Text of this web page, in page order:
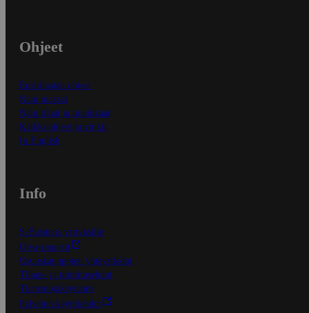
Ohjeet
Ensitilaajan ohjeet
Näin maksat
Näin tilaat ja muokkaat
Kaikki ohjeet ja vinkit
In English
Info
S-Business yrityksille
Oiva-raportit
Osuuskauppojen yhteystiedot
Tilaus- ja toimitusehdot
Tietosuojakäytäntö
Palvelun käyttöehdot